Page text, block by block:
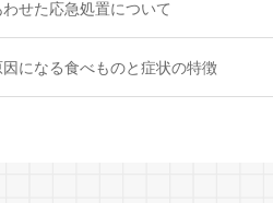
せた応急処置について
になる食べものと症状の特徴